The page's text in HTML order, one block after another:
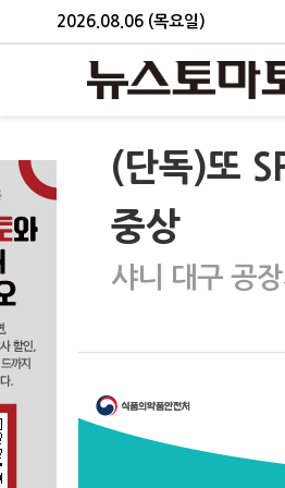
2026.08.06 (목요일)
(단독)또
중상
샤니 대구 공